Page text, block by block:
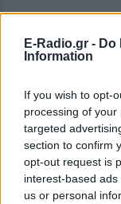
E-Radio.gr - Do
Information
If you wish to opt-
processing of
targeted
section to confirm
opt-out request is
interest-based
us or personal